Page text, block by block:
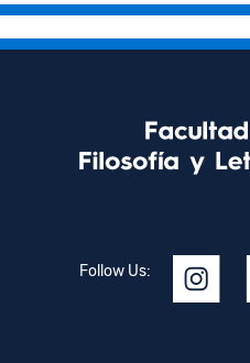
Follow Us: